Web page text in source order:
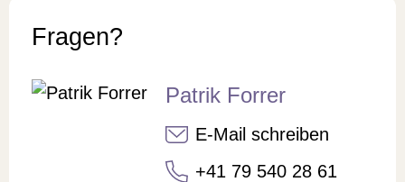
Fragen?
Patrik Forrer
E-Mail schreiben
+41 79 540 28 61